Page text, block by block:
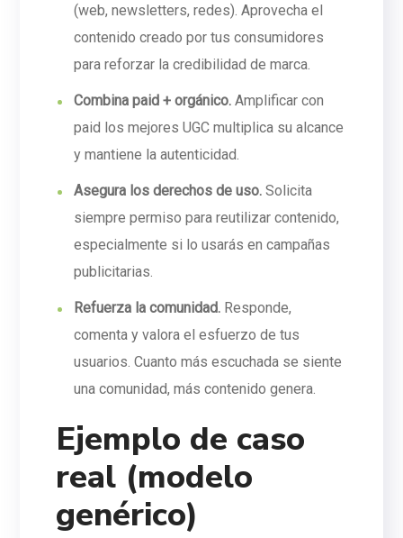
(web, newsletters, redes). Aprovecha el
contenido creado por tus consumidores
para reforzar la credibilidad de marca.
Combina paid + orgánico. Amplificar con
paid los mejores UGC multiplica su alcance
y mantiene la autenticidad.
Asegura los derechos de uso. Solicita
siempre permiso para reutilizar contenido,
especialmente si lo usarás en campañas
publicitarias.
Refuerza la comunidad. Responde,
comenta y valora el esfuerzo de tus
usuarios. Cuanto más escuchada se siente
una comunidad, más contenido genera.
Ejemplo de caso
real (modelo
genérico)